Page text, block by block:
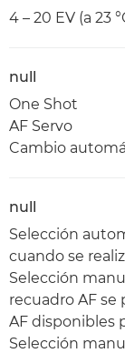
4 – 20 EV (a 23
null
One Shot
AF Servo
Cambio
null
Selección
cuando se
Selección
recuadro AF se
AF disponibles
Selección